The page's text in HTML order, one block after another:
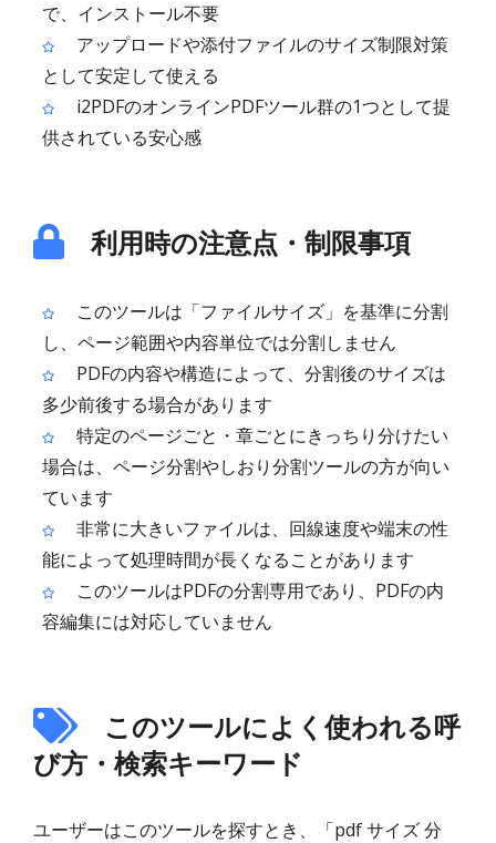
で、インストール不要
アップロードや添付ファイルのサイズ制限対策
として安定して使える
i2PDFのオンラインPDFツール群の1つとして提
供されている安心感
利用時の注意点・制限事項
このツールは「ファイルサイズ」を基準に分割
し、ページ範囲や内容単位では分割しません
PDFの内容や構造によって、分割後のサイズは
多少前後する場合があります
特定のページごと・章ごとにきっちり分けたい
場合は、ページ分割やしおり分割ツールの方が向い
ています
非常に大きいファイルは、回線速度や端末の性
能によって処理時間が長くなることがあります
このツールはPDFの分割専用であり、PDFの内
容編集には対応していません
このツールによく使われる呼
び方・検索キーワード
ユーザーはこのツールを探すとき、「pdf サイズ 分